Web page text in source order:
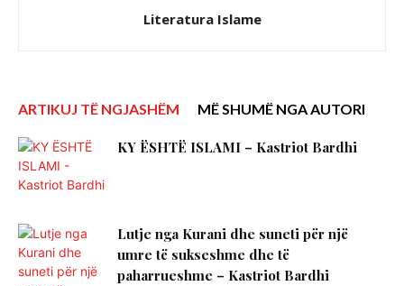
Literatura Islame
ARTIKUJ TË NGJASHËM MË SHUMË NGA AUTORI
KY ËSHTË ISLAMI – Kastriot Bardhi
Lutje nga Kurani dhe suneti për një
umre të sukseshme dhe të
paharrueshme – Kastriot Bardhi